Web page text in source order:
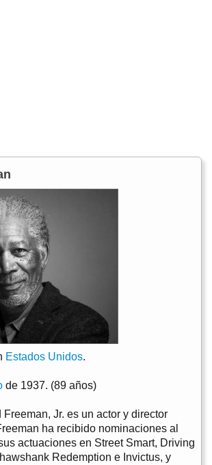
Estados Unidos.
de 1937. (89 años)
Freeman, Jr. es un actor y director
ha recibido nominaciones al
actuaciones en Street Smart, Driving
Redemption e Invictus, y